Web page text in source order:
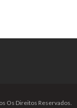
Os Direitos Reservados.